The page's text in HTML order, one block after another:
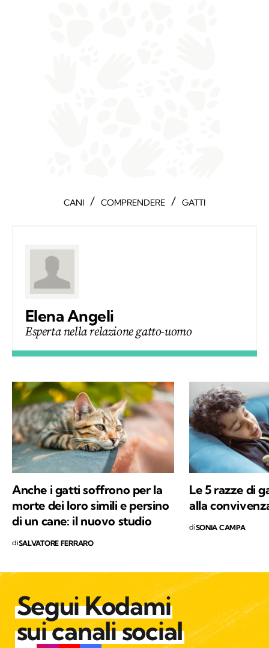
CANI / COMPRENDERE / GATTI
Elena Angeli
Esperta nella relazione gatto-uomo
Anche i gatti soffrono per la
morte dei loro simili e persino
di un cane: il nuovo studio
diSALVATORE FERRARO
Le 5 razze di
alla
diSONIA CAMPA
Segui Kodami
sui canali social